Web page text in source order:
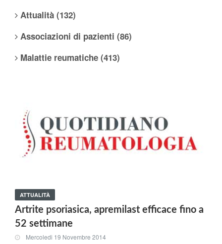
Attualità (132)
Associazioni di pazienti (86)
Malattie reumatiche (413)
ATTUALITÀ
Artrite psoriasica, apremilast efficace fino a
52 settimane
Mercoledi 19 Novembre 2014